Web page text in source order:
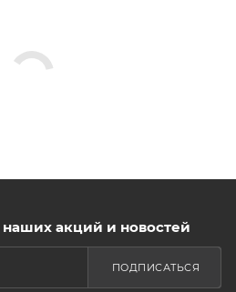
наших акций и новостей
ПОДПИСАТЬСЯ